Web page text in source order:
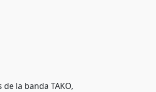
la banda TAKO,